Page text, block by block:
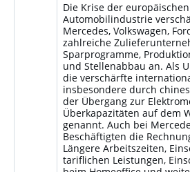
Die Krise der europäischen
Automobilindustrie
Mercedes, Volkswagen,
zahlreiche
Sparprogramme,
und Stellenabbau an. Als
die verschärfte
insbesondere durch
der Übergang zur
Überkapazitäten auf dem
genannt. Auch bei
Beschäftigten die
Längere Arbeitszeiten,
tariflichen Leistungen,